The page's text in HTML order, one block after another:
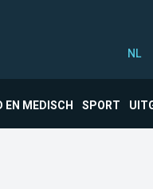
NL
EN MEDISCH SPORT